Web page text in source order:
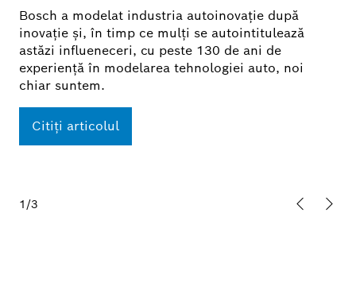
Bosch a modelat industria autoinovație după
inovație și, în timp ce mulți se autointitulează
astăzi influeneceri, cu peste 130 de ani de
experiență în modelarea tehnologiei auto, noi
chiar suntem.
Citiți articolul
1/3